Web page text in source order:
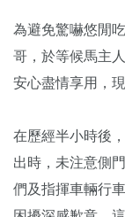
為避免驚嚇悠閒
哥，於等候馬主
安心盡情享用，
在歷經半小時後
出時，未注意側
們及指揮車輛行